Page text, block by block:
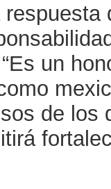
un
de los